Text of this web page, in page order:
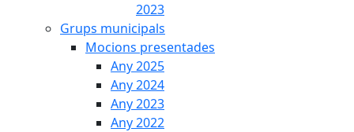
2023
Grups municipals
Mocions presentades
Any 2025
Any 2024
Any 2023
Any 2022